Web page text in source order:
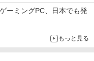
ーミングPC、日本でも発
もっと見る